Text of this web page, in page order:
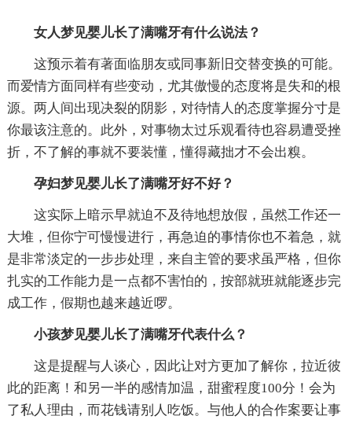
女人梦见婴儿长了满嘴牙有什么说法？
这预示着有著面临朋友或同事新旧交替变换的可能。
而爱情方面同样有些变动，尤其傲慢的态度将是失和的根
源。两人间出现决裂的阴影，对待情人的态度掌握分寸是
你最该注意的。此外，对事物太过乐观看待也容易遭受挫
折，不了解的事就不要装懂，懂得藏拙才不会出糗。
孕妇梦见婴儿长了满嘴牙好不好？
这实际上暗示早就迫不及待地想放假，虽然工作还一
大堆，但你宁可慢慢进行，再急迫的事情你也不着急，就
是非常淡定的一步步处理，来自主管的要求虽严格，但你
扎实的工作能力是一点都不害怕的，按部就班就能逐步完
成工作，假期也越来越近啰。
小孩梦见婴儿长了满嘴牙代表什么？
这是提醒与人谈心，因此让对方更加了解你，拉近彼
此的距离！和另一半的感情加温，甜蜜程度100分！会为
了私人理由，而花钱请别人吃饭。与他人的合作案要让事